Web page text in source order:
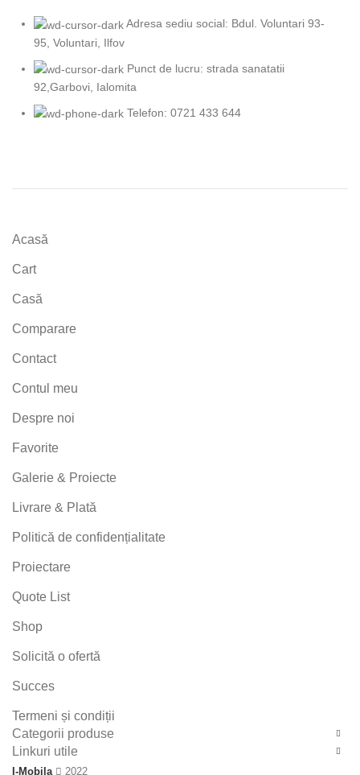
Adresa sediu social: Bdul. Voluntari 93-
95, Voluntari, Ilfov
Punct de lucru: strada sanatatii
92,Garbovi, Ialomita
Telefon: 0721 433 644
Acasă
Cart
Casă
Comparare
Contact
Contul meu
Despre noi
Favorite
Galerie & Proiecte
Livrare & Plată
Politică de confidențialitate
Proiectare
Quote List
Shop
Solicită o ofertă
Succes
Termeni și condiții
Categorii produse
Linkuri utile
I-Mobila 2022